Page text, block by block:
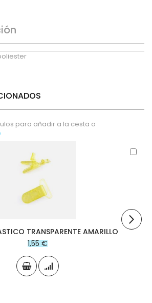
para añadir a la cesta o
TRANSPARENTE AMARILLO
1,55 €